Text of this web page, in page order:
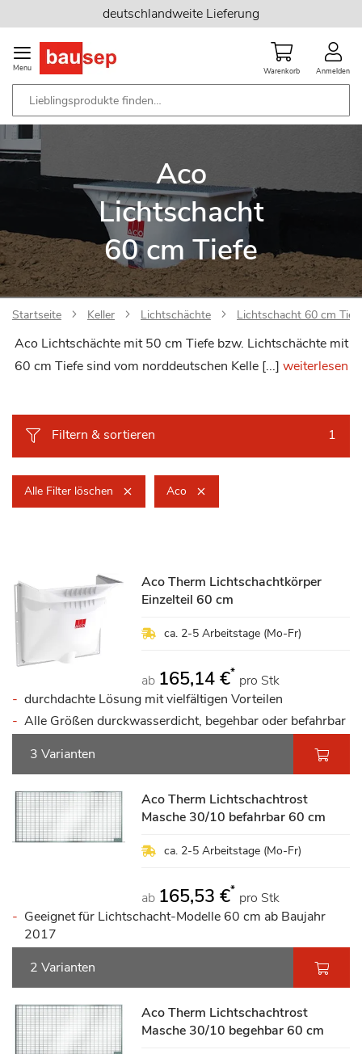
Inhalt
springen
deutschlandweite Lieferung
Menu Warenkorb Anmelden
Aco
Lichtschacht
60 cm Tiefe
Startseite Keller Lichtschächte Lichtschacht 60 cm
Aco Lichtschächte mit 50 cm Tiefe bzw. Lichtschächte mit
60 cm Tiefe sind vom norddeutschen Kelle [...] weiterlesen
Filtern & sortieren 1
Alle Filter löschen Aco
Aco Therm Lichtschachtkörper
Einzelteil 60 cm
ca. 2-5 Arbeitstage (Mo-Fr)
ab 165,14 €* pro Stk
durchdachte Lösung mit vielfältigen Vorteilen
Alle Größen durckwasserdicht, begehbar oder befahrbar
3 Varianten
Aco Therm Lichtschachtrost
Masche 30/10 befahrbar 60 cm
ca. 2-5 Arbeitstage (Mo-Fr)
ab 165,53 €* pro Stk
Geeignet für Lichtschacht-Modelle 60 cm ab Baujahr
2017
2 Varianten
Aco Therm Lichtschachtrost
Masche 30/10 begehbar 60 cm